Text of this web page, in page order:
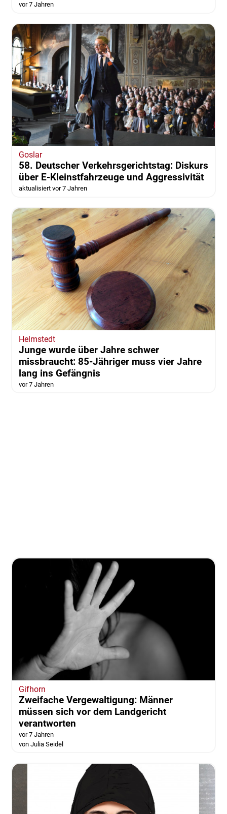
vor 7 Jahren
Goslar
58. Deutscher Verkehrsgerichtstag: Diskurs
über E-Kleinstfahrzeuge und Aggressivität
aktualisiert vor 7 Jahren
Helmstedt
Junge wurde über Jahre schwer
missbraucht: 85-Jähriger muss vier Jahre
lang ins Gefängnis
vor 7 Jahren
Gifhorn
Zweifache Vergewaltigung: Männer
müssen sich vor dem Landgericht
verantworten
vor 7 Jahren
von Julia Seidel